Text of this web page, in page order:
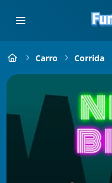
Carro Corrida